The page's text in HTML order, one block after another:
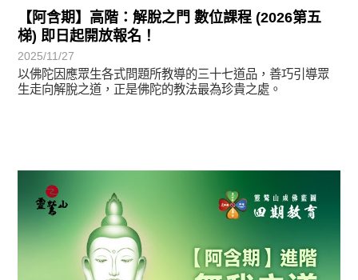
【阿含期】高階：解脫之門 數位課程 (2026第五
梯) 即日起開放報名！
2025/11/27
以佛陀因應眾生各式問題所教導的三十七道品，善巧引導眾
生走向解脫之道，正是佛陀的教法最為珍貴之處。